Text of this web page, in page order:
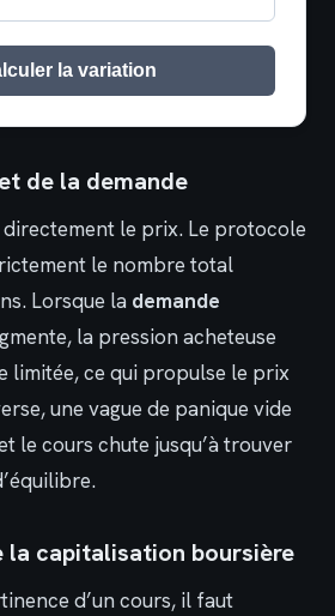
la variation
de la demande
le prix. Le protocole
le nombre total
Lorsque la demande
la pression acheteuse
limitée, ce qui propulse le prix
une vague de panique vide
le cours chute jusqu’à trouver
la capitalisation boursière
d’un cours, il faut